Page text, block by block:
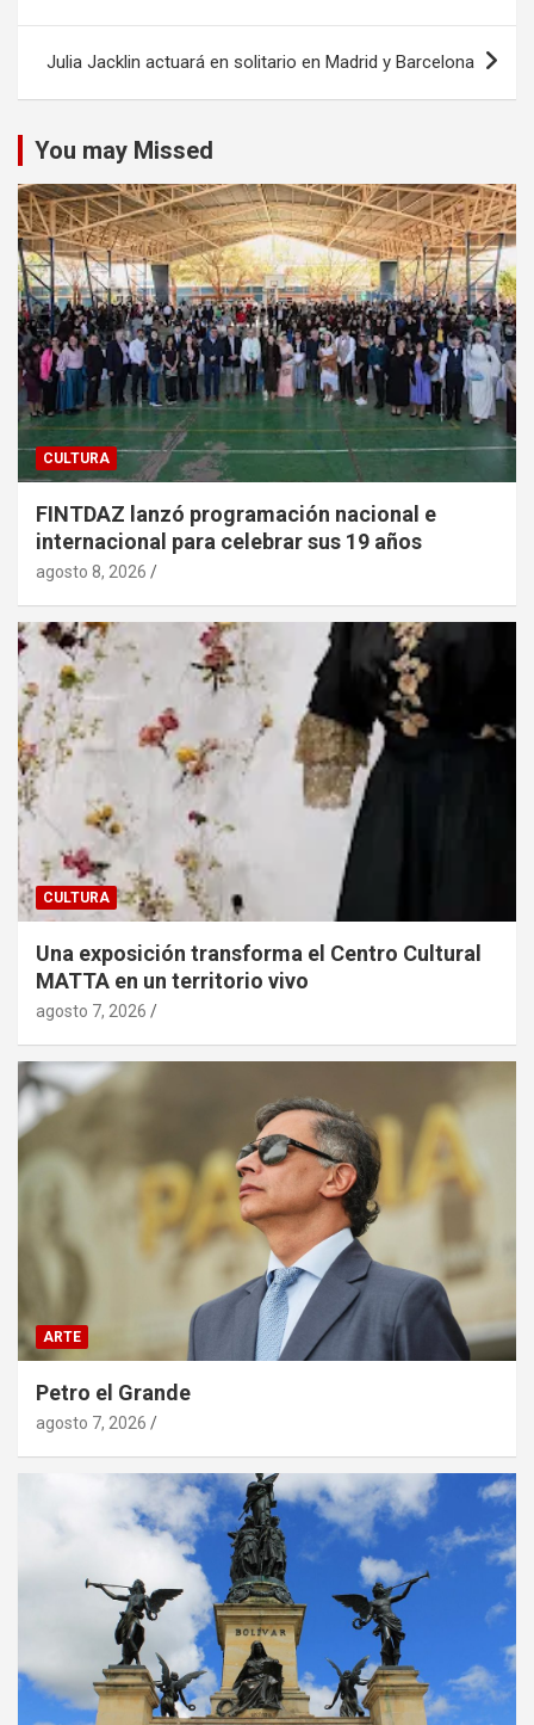
Julia Jacklin actuará en solitario en Madrid y Barcelona
You may Missed
CULTURA
FINTDAZ lanzó programación nacional e
internacional para celebrar sus 19 años
agosto 8, 2026
CULTURA
Una exposición transforma el Centro Cultural
MATTA en un territorio vivo
agosto 7, 2026
ARTE
Petro el Grande
agosto 7, 2026